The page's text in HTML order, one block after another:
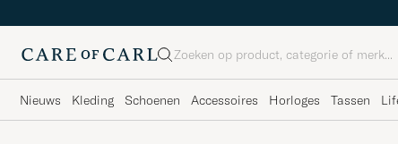
Zoeken
Nieuws Kleding Schoenen Accessoires Horloges Tassen